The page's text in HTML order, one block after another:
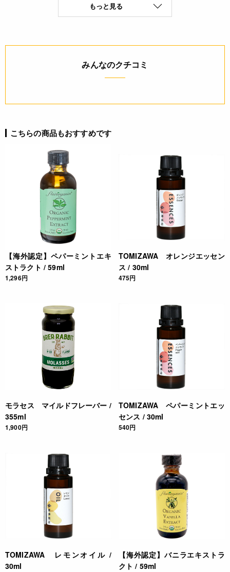
製造日から5年
アレルギー
なし(特定原材料8品目)
栄養成分表示
(100g当たり) エネルギー 392kcal たんぱく質 0g 脂質 0g 炭水
化物 0g 食塩相当量 0g ** 推定値
注意事項
◆商品の在庫・販売状況について◆
・諸事情により、予告なく販売終了になる場合がございます。
・当サイトに掲載されている商品は、ご購入可能な状態にあっ
ても必ずしも在庫を保証するものではありません。予めご了承
ください。
アルコールに漬けて香りを抽出したエキストラクト。
* 中蓋は付いておりません。
JANコード
0651170001061
もっと見る
みんなのクチコミ
こちらの商品もおすすめです
【海外認定】ペパーミントエキ
ストラクト / 59ml
1,296円
TOMIZAWA オレンジエッセン
ス / 30ml
475円
モラセス マイルドフレーバー /
355ml
1,900円
TOMIZAWA ペパーミントエッ
センス / 30ml
540円
TOMIZAWA レモンオイル /
30ml
【海外認定】バニラエキストラ
クト / 59ml